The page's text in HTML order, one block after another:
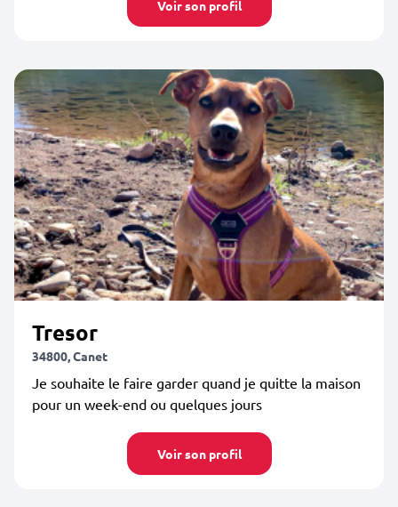
Voir son profil
Tresor
34800, Canet
Je souhaite le faire garder quand je quitte la maison
pour un week-end ou quelques jours
Voir son profil